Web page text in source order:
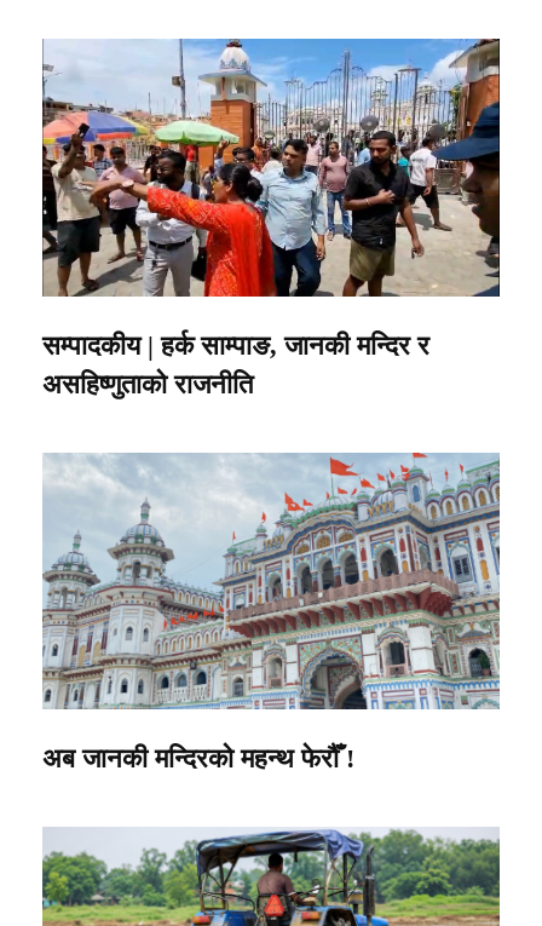
सम्पादकीय | हर्क साम्पाङ, जानकी मन्दिर र
असहिष्णुताको राजनीति
अब जानकी मन्दिरको महन्थ फेरौँ !